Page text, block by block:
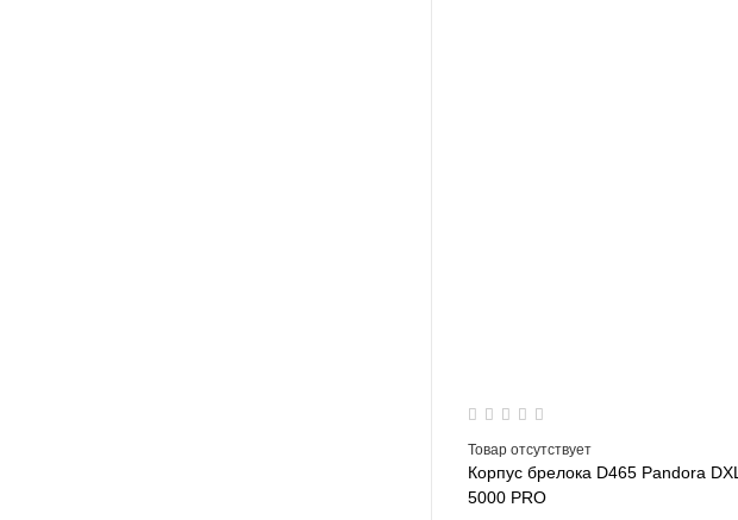
Товар отсутствует
Корпус брелока D465 Pandora DXL
5000 PRO